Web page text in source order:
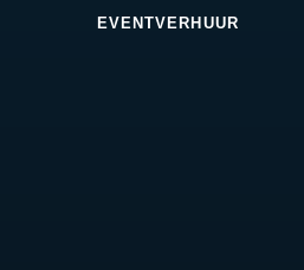
EVENTVERHUUR